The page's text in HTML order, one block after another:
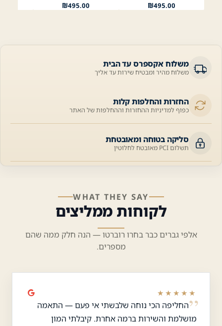
₪495.00
₪495.00
משלוח אקספרס עד הבית
משלוח מהיר ומבטיח שירות עד אליך
החזרות והחלפות קלות
כפוף למדיניות ההחזרות וההחלפות של האתר
סליקה בטוחה ומאובטחת
תשלום PCI מאובטח לחלוטין
WHAT THEY SAY
לקוחות ממליצים
אלפי גברים כבר בחרו רוברטו — הנה חלק ממה שהם
מספרים.
★★★★★
החליפה הכי נוחה שלבשתי אי פעם — התאמה
מושלמת והשירות ברמה אחרת. קיבלתי המון